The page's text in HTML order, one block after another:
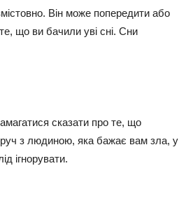
Він може попередити або
що ви бачили уві сні. Сни
сказати про те, що
з людиною, яка бажає вам зла, у
ігнорувати.